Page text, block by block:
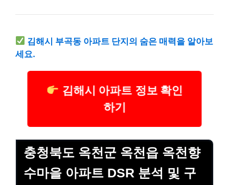
김해시 부곡동 아파트 단지의 숨은 매력을 알아보
세요.
김해시 아파트 정보 확인
하기
충청북도 옥천군 옥천읍 옥천향
수마을 아파트 DSR 분석 및 구